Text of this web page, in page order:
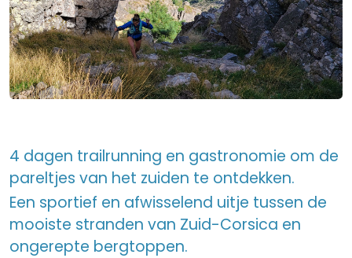
4 dagen trailrunning en gastronomie om de
pareltjes van het zuiden te ontdekken.
Een sportief en afwisselend uitje tussen de
mooiste stranden van Zuid-Corsica en
ongerepte bergtoppen.